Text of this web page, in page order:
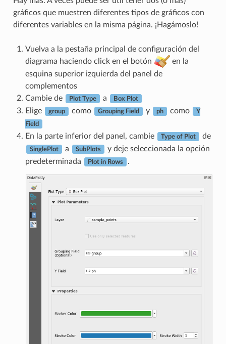
gráficos que muestren diferentes tipos de gráficos con
diferentes variables en la misma página. ¡Hagámoslo!
Vuelva a la pestaña principal de configuración del
diagrama haciendo click en el botón
en la
esquina superior izquierda del panel de
complementos
Cambie de
Plot Type a Box Plot
Elige group como Grouping Field y ph como Y
Field
En la parte inferior del panel, cambie Type of Plot de
SinglePlot a SubPlots
y deje seleccionada la opción
predeterminada
Plot in Rows .